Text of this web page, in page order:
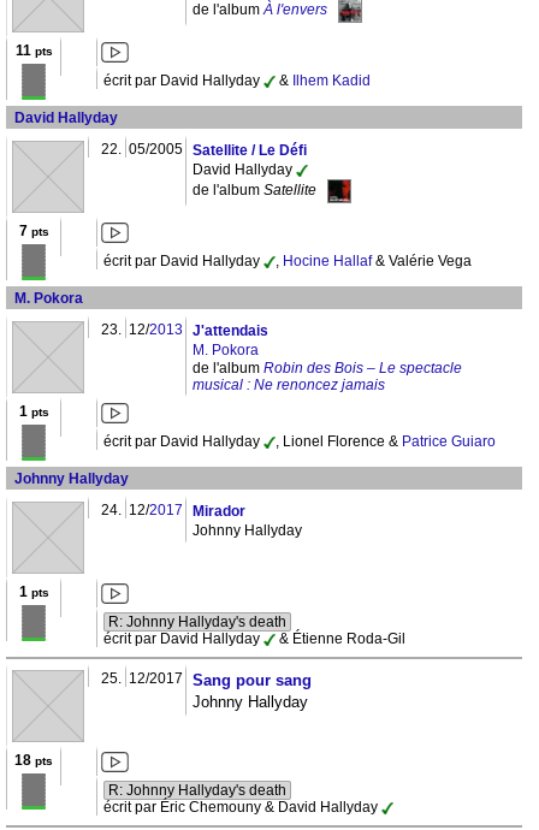
de l'albumÀ l'envers
11 pts
écrit par David Hallyday & Ilhem Kadid
David Hallyday
22. 05/2005 Satellite / Le Défi
David Hallyday
de l'album Satellite
7 pts
écrit par David Hallyday , Hocine Hallaf& Valérie Vega
M. Pokora
23. 12/2013
J'attendais
M. Pokora
de l'album Robin des Bois ‎– Le spectacle
musical : Ne renoncez jamais
1 pts
écrit par David Hallyday , Lionel Florence & Patrice Guiaro
Johnny Hallyday
24. 12/2017
Mirador
Johnny Hallyday
1 pts
R: Johnny Hallyday's death
écrit par David Hallyday
& Étienne Roda-Gil
25. 12/2017
Sang pour sang
Johnny Hallyday
18 pts
R: Johnny Hallyday's death
écrit par Éric Chemouny & David Hallyday